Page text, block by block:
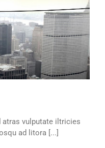
atras vulputate iltricies
ad litora [...]